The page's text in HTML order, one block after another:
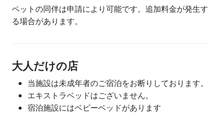
ペットの同伴は申請により可能です。追加料金が発生す
る場合があります。
大人だけの店
当施設は未成年者のご宿泊をお断りしております。
エキストラベッドはございません。
宿泊施設にはベビーベッドがあります